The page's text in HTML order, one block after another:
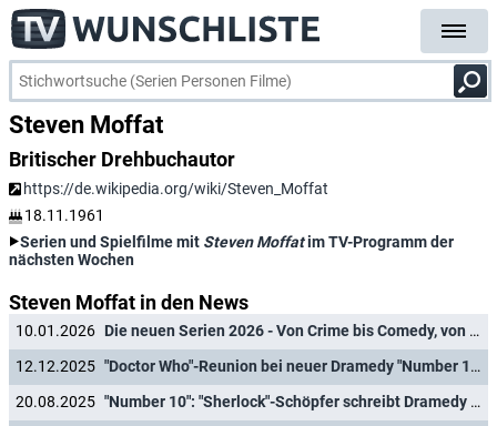
Steven Moffat
Britischer Drehbuchautor
https://de.wikipedia.org/wiki/Steven_Moffat
18.11.1961
Serien und Spielfilme mit Steven Moffatim TV-Programm der
nächsten Wochen
Steven Moffat in den News
10.01.2026
Die neuen Serien 2026 - Von Crime bis Comedy, von Sci-Fi bis Mystery
12.12.2025
"Doctor Who"-Reunion bei neuer Dramedy "Number 10"
20.08.2025
"Number 10": "Sherlock"-Schöpfer schreibt Dramedy über die Bewohner des britischen Regierungssitzes